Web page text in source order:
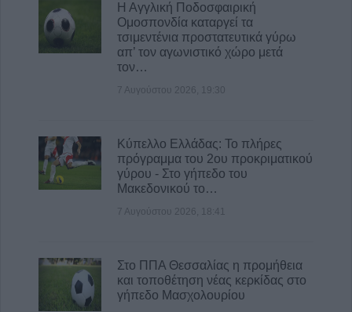
Η Αγγλική Ποδοσφαιρική
Ομοσπονδία καταργεί τα
τσιμεντένια προστατευτικά γύρω
απ’ τον αγωνιστικό χώρο μετά
τον…
7 Αυγούστου 2026, 19:30
Κύπελλο Ελλάδας: Το πλήρες
πρόγραμμα του 2ου προκριματικού
γύρου - Στο γήπεδο του
Μακεδονικού το…
7 Αυγούστου 2026, 18:41
Στο ΠΠΑ Θεσσαλίας η προμήθεια
και τοποθέτηση νέας κερκίδας στο
γήπεδο Μασχολουρίου